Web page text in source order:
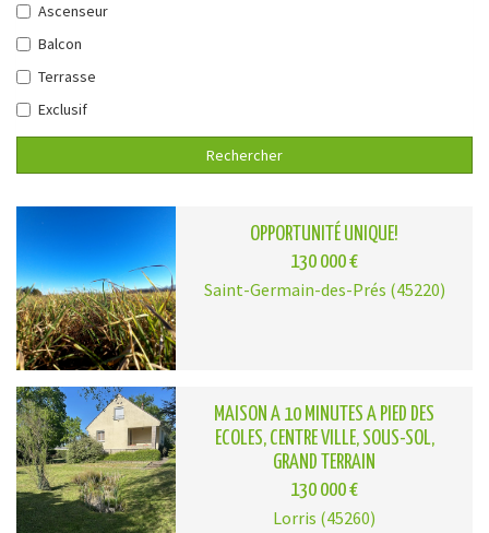
Ascenseur
Balcon
Terrasse
Exclusif
Rechercher
OPPORTUNITÉ UNIQUE!
130 000 €
Saint-Germain-des-Prés (45220)
MAISON A 10 MINUTES A PIED DES
ECOLES, CENTRE VILLE, SOUS-SOL,
GRAND TERRAIN
130 000 €
Lorris (45260)